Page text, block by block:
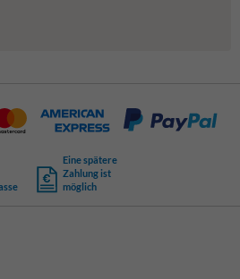
Eine spätere
Zahlung ist
möglich